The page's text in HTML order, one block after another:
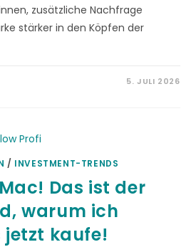
zusätzliche Nachfrage
stärker in den Köpfen der
5. JULI 2026
/ INVESTMENT-TRENDS
Das ist der
warum ich
jetzt kaufe!